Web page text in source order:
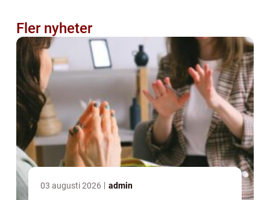
Fler nyheter
03 augusti 2026 admin